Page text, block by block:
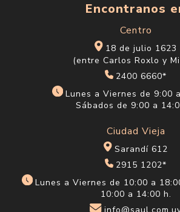
Encontranos
Centro
18 de julio 1623
(entre Carlos Roxlo y
2400 6660*
Lunes a Viernes de 9:00
Sábados de 9:00 a
Ciudad Vieja
Sarandí 612
2915 1202*
Lunes a Viernes de 10:00 a
10:00 a 14:00 h.